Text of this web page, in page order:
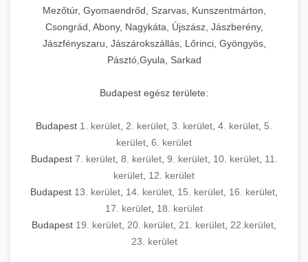
Mezőtúr, Gyomaendrőd, Szarvas, Kunszentmárton,
Csongrád, Abony, Nagykáta, Újszász, Jászberény,
Jászfényszaru, Jászárokszállás, Lőrinci, Gyöngyös,
Pásztó,Gyula, Sarkad
Budapest egész területe:
Budapest 1. kerület 2. kerület 3. kerület 4. kerület 5.
kerület 6. kerület
Budapest 7. kerület, 8. kerület, 9. kerület, 10. kerület, 11.
kerület 12. kerület
Budapest 13. kerület 14. kerület 15. kerület 16. kerület
17. kerület 18. kerület
Budapest 19. kerület 20. kerület 21. kerület 22.kerület
23. kerület